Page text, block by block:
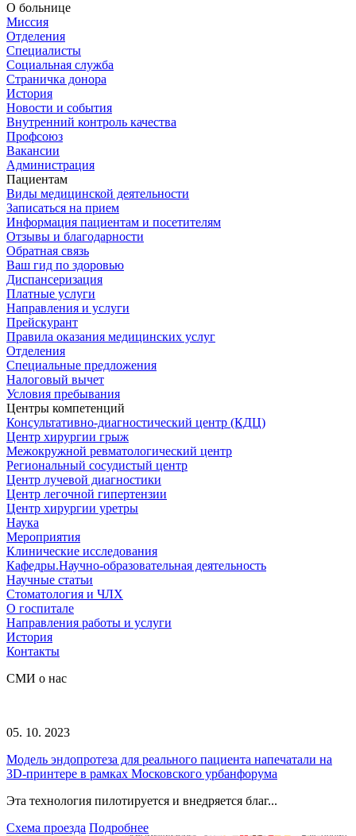
О больнице
Миссия
Отделения
Специалисты
Социальная служба
Страничка донора
История
Новости и события
Внутренний контроль качества
Профсоюз
Вакансии
Администрация
Пациентам
Виды медицинской деятельности
Записаться на прием
Информация пациентам и посетителям
Отзывы и благодарности
Обратная связь
Ваш гид по здоровью
Диспансеризация
Платные услуги
Направления и услуги
Прейскурант
Правила оказания медицинских услуг
Отделения
Специальные предложения
Налоговый вычет
Условия пребывания
Центры компетенций
Консультативно-диагностический центр (КДЦ)
Центр хирургии грыж
Межокружной ревматологический центр
Региональный сосудистый центр
Центр лучевой диагностики
Центр легочной гипертензии
Центр хирургии уретры
Наука
Мероприятия
Клинические исследования
Кафедры.Научно-образовательная деятельность
Научные статьи
Стоматология и ЧЛХ
О госпитале
Направления работы и услуги
История
Контакты
СМИ о нас
05. 10. 2023
Модель эндопротеза для реального пациента напечатали на
3D-принтере в рамках Московского урбанфорума
Эта технология пилотируется и внедряется благ...
Схема проезда Подробнее